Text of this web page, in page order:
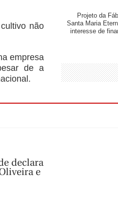
não
empresa
de a
Projeto da
Santa Maria
interesse de
declara
e